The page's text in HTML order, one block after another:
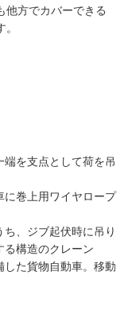
他方でカバーできる
点として荷を吊
巻上用ワイヤロープ
、ジブ起伏時に吊り
る構造のクレーン
た貨物自動車。移動